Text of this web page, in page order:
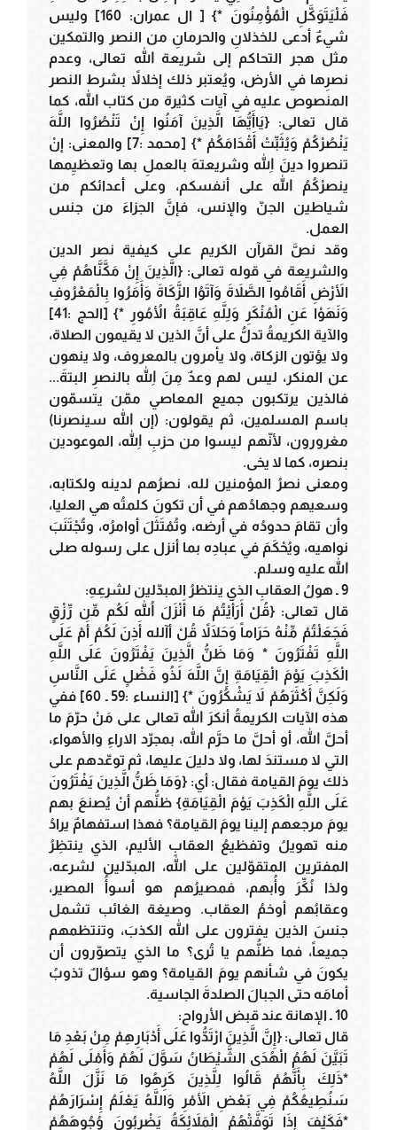
فَلْيَتَوَكَّلِ الْمُؤْمِنُونَ *} [ ال عمران: 160] وليس
شيءٌ أدعى للخذلانِ والحرمانِ من النصر والتمكين
مثل هجر التحاكم إلى شريعة الله تعالى، وعدم
نصرِها في الأرض، ويُعتبر ذلك إخلالاً بشرط النصر
المنصوص عليه في آيات كثيرة من كتاب الله، كما
قال تعالى: {يَاأَيُّهَا الَّذِينَ آمَنُوا إِنْ تَنْصُرُوا اللَّهَ
يَنْصُرْكُمْ وَيُثَبِّتْ أَقْدَامَكُمْ *} [محمد :7] والمعنى: إنْ
تنصروا دينَ اللهِ وشريعتهَ بالعملِ بها وتعظيِمها
ينصرْكُمُ الله على أنفسكم، وعلى أعدائكم من
شياطين الجنّ والإنس، فإنَّ الجزاءَ من جنس
العمل.
وقد نصَّ القرآن الكريم على كيفية نصر الدين
والشريعة في قوله تعالى: {الَّذِينَ إِنْ مَكَّنَّاهُمْ فِي
الأَرْضِ أَقَامُوا الصَّلاَةَ وَآتَوُا الزَّكَاةَ وَأَمَرُوا بِالْمَعْرُوفِ
وَنَهَوْا عَنِ الْمُنْكَرِ وَلِلَّهِ عَاقِبَةُ الأُمُورِ *} [الحج :41]
والآية الكريمةُ تدلُّ على أنَّ الذين لا يقيمون الصلاة،
ولا يؤتون الزكاة، ولا يأمرون بالمعروف، ولا ينهون
عن المنكر، ليس لهم وعدٌ مِنَ اللهِ بالنصرِ البتةَ...
فالذين يرتكبون جميع المعاصي ممّن يتسمّون
باسم المسلمين، ثم يقولون: (إن الله سينصرنا)
مغرورون، لأنّهم ليسوا من حزبِ اللهِ، الموعودين
بنصره، كما لا يخى.
ومعنى نصرُ المؤمنين لله، نصرُهم لدينه ولكتابه،
وسعيهم وجهادُهم في أن تكونَ كلمتُه هي العليا،
وأن تقامَ حدودُه في أرضه، وتُمْتَثَلَ أوامرُه، وتُجْتَنَبَ
نواهيه، ويُحْكَمَ في عبادِه بما أنزل على رسوله صلى
الله عليه وسلم.
9 ـ هولُ العقابِ الذي ينتظرُ المبدّلين لشرعِهِ:
قال تعالى: {قُلْ أَرَأَيْتُمْ مَا أَنْزَلَ اللهُ لَكُم مِّن رِّزْقٍ
فَجَعَلْتُمْ مِّنْهُ حَرَاماً وَحَلَالاً قُلْ أآلله أَذِنَ لَكُمْ أَمْ عَلَى
اللَّهِ تَفْتَرُونَ * وَمَا ظَنُّ الَّذِينَ يَفْتَرُونَ عَلَى اللَّهِ
الْكَذِبَ يَوْمَ الْقِيَامَةِ إِنَّ اللَّهَ لَذُو فَضْلٍ عَلَى النَّاسِ
وَلَكِنَّ أَكْثَرَهُمْ لاَ يَشْكُرُونَ *} [النساء :59 ـ 60] ففي
هذه الآيات الكريمةُ أنكرَ الله تعالى على مَنْ حرّمَ ما
أحلَّ الله، أو أحلَّ ما حرَّم الله، بمجرّد الاراءِ والأهواء،
التي لا مستندَ لها، ولا دليلَ عليها، ثم توعّدهم على
ذلك يومَ القيامة فقال: أي: {وَمَا ظَنُّ الَّذِينَ يَفْتَرُونَ
عَلَى اللَّهِ الْكَذِبَ يَوْمَ الْقِيَامَةِ} ظنُّهم أنْ يُصنعَ بهم
يومَ مرجعهم إلينا يومَ القيامة؟ فهذا استفهامٌ يرادُ
منه تهويلُ وتفظيعُ العقابِ الأليم، الذي ينتظِرُ
المفترين المتقوّلين على الله، المبدّلين لشرعه،
ولذا نُكِّرَ وأُبهم، فمصيرُهم هو أسوأُ المصير،
وعقابُهم أوخمُ العقاب. وصيغة الغائب تشمل
جنسَ الذين يفترون على الله الكذبَ، وتنتظمهم
جميعاً، فما ظنُّهم يا تُرى؟ ما الذي يتصوّرون أن
يكونَ في شأنهم يومَ القيامة؟ وهو سؤالٌ تذوبُ
أمامَه حتى الجبالَ الصلدةَ الجاسية.
10 ـ الإهانة عند قبض الأرواح:
قال تعالى: {إِنَّ الَّذِينَ ارْتَدُّوا عَلَى أَدْبَارِهِمْ مِنْ بَعْدِ مَا
تَبَيَّنَ لَهُمُ الْهُدَى الشَّيْطَانُ سَوَّلَ لَهُمْ وَأَمْلَى لَهُمْ
*ذَلِكَ بِأَنَّهُمْ قَالُوا لِلَّذِينَ كَرِهُوا مَا نَزَّلَ اللَّهُ
سَنُطِيعُكُمْ فِي بَعْضِ الأَمْرِ وَاللَّهُ يَعْلَمُ إِسْرَارَهُمْ
*فَكَيْفَ إِذَا تَوَفَّتْهُمُ الْمَلاَئِكَةُ يَضْرِبُونَ وُجُوهَهُمْ